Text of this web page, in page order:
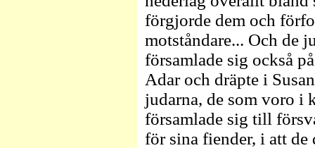
förgjorde dem och
motståndare... Och de
församlade sig också
Adar och dräpte i
judarna, de som voro i
församlade sig till
för sina fiender, i att de